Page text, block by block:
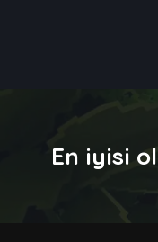
En iyisi